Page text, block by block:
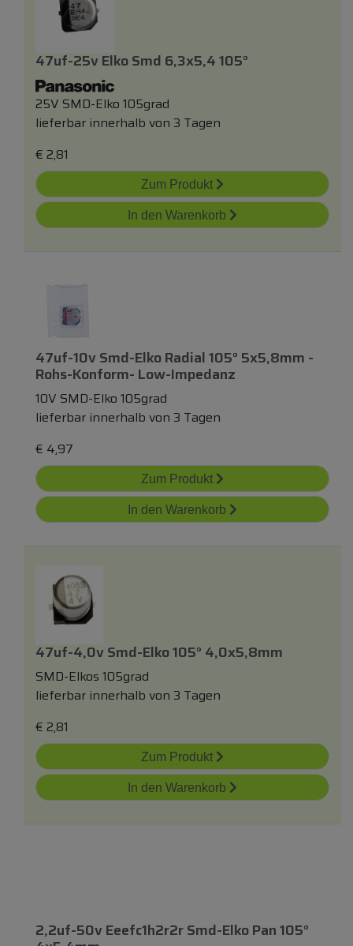
47uf-25v Elko Smd 6,3x5,4 105°
25V SMD-Elko 105grad
lieferbar innerhalb von 3 Tagen
€ 2,81
Zum Produkt
In den Warenkorb
47uf-10v Smd-Elko Radial 105° 5x5,8mm -
Rohs-Konform- Low-Impedanz
10V SMD-Elko 105grad
lieferbar innerhalb von 3 Tagen
€ 4,97
Zum Produkt
In den Warenkorb
47uf-4,0v Smd-Elko 105° 4,0x5,8mm
SMD-Elkos 105grad
lieferbar innerhalb von 3 Tagen
€ 2,81
Zum Produkt
In den Warenkorb
2,2uf-50v Eeefc1h2r2r Smd-Elko Pan 105°